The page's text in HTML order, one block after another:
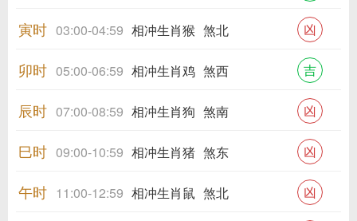
寅时 03:00-04:59 相冲生肖猴 煞北 凶
卯时 05:00-06:59 相冲生肖鸡 煞西 吉
辰时 07:00-08:59 相冲生肖狗 煞南 凶
巳时 09:00-10:59 相冲生肖猪 煞东 凶
午时 11:00-12:59 相冲生肖鼠 煞北 凶